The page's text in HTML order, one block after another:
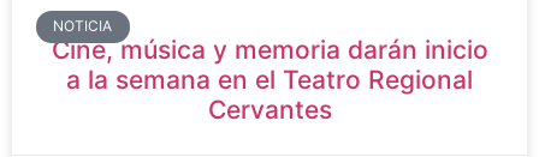
NOTICIA
Cine, música y memoria darán inicio
a la semana en el Teatro Regional
Cervantes